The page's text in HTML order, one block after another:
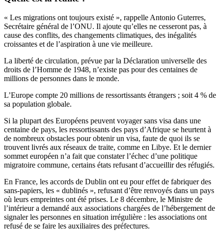
« Les migrations ont toujours existé », rappelle Antonio Guterres,
Secrétaire général de l’ONU. Il ajoute qu’elles ne cesseront pas, à
cause des conflits, des changements climatiques, des inégalités
croissantes et de l’aspiration à une vie meilleure.
La liberté de circulation, prévue par la Déclaration universelle des
droits de l’Homme de 1948, n’existe pas pour des centaines de
millions de personnes dans le monde.
L’Europe compte 20 millions de ressortissants étrangers ; soit 4 % de
sa population globale.
Si la plupart des Européens peuvent voyager sans visa dans une
centaine de pays, les ressortissants des pays d’Afrique se heurtent à
de nombreux obstacles pour obtenir un visa, faute de quoi ils se
trouvent livrés aux réseaux de traite, comme en Libye. Et le dernier
sommet européen n’a fait que constater l’échec d’une politique
migratoire commune, certains états refusant d’accueillir des réfugiés.
En France, les accords de Dublin ont eu pour effet de fabriquer des
sans-papiers, les « dublinés », refusant d’être renvoyés dans un pays
où leurs empreintes ont été prises. Le 8 décembre, le Ministre de
l’intérieur a demandé aux associations chargées de l’hébergement de
signaler les personnes en situation irrégulière : les associations ont
refusé de se faire les auxiliaires des préfectures.